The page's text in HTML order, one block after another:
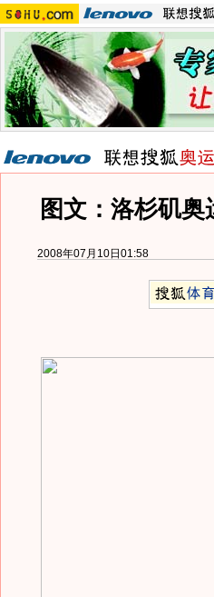
图文：洛杉矶
2008年07月10日01:58